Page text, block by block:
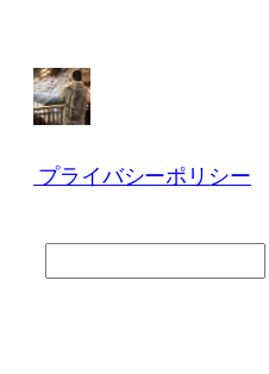
プライバシーポリシー
索